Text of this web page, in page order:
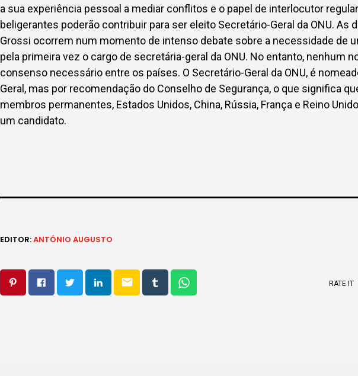
a sua experiência pessoal a mediar conflitos e o papel de interlocutor
beligerantes poderão contribuir para ser eleito Secretário-Geral da ONU. As
Grossi ocorrem num momento de intenso debate sobre a necessidade de
pela primeira vez o cargo de secretária-geral da ONU. No entanto, nenhum
consenso necessário entre os países. O Secretário-Geral da ONU, é
Geral, mas por recomendação do Conselho de Segurança, o que significa
membros permanentes, Estados Unidos, China, Rússia, França e Reino
um candidato.
EDITOR:ANTÓNIO AUGUSTO
email RATE IT